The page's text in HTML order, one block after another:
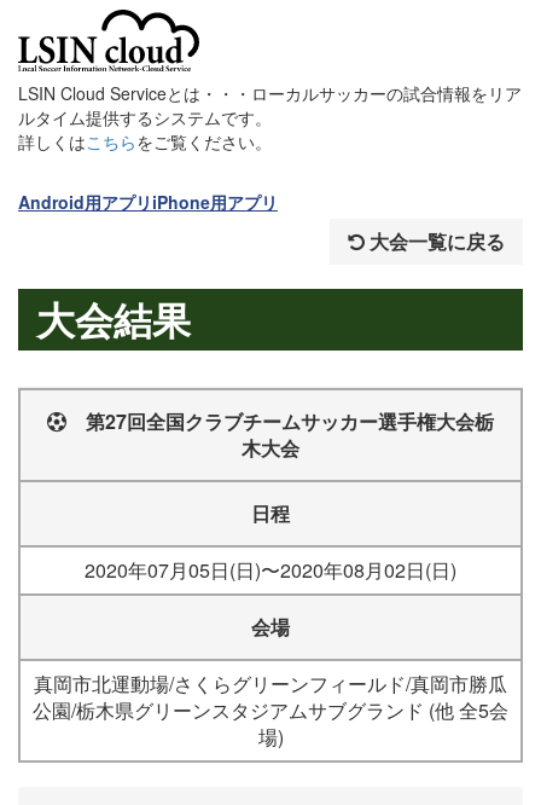
LSIN Cloud Serviceとは・・・ローカルサッカーの試合情報をリア
ルタイム提供するシステムです。
詳しくはこちらをご覧ください。
Android用アプリ iPhone用アプリ
大会一覧に戻る
大会結果
第27回全国クラブチームサッカー選手権大会栃
木大会
日程
2020年07月05日(日)〜2020年08月02日(日)
会場
真岡市北運動場/さくらグリーンフィールド/真岡市勝瓜
公園/栃木県グリーンスタジアムサブグランド (他 全5会
場)